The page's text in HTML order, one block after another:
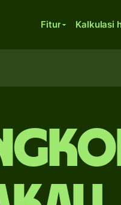
Fitur Kalkulasi